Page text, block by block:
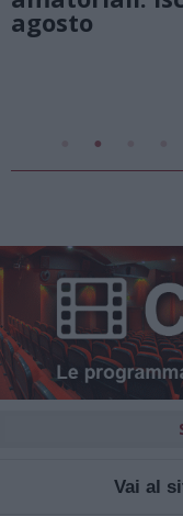
Valsolda
Vai al